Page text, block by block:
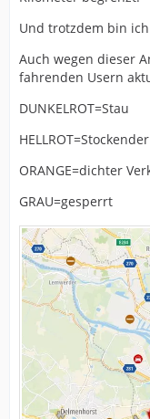
Und trotzdem bin
Auch wegen dieser
fahrenden Usern
DUNKELROT=Stau
ORANGE=dichter
GRAU=gesperrt